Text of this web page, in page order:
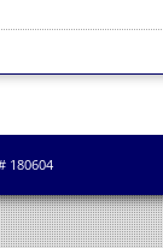
180604